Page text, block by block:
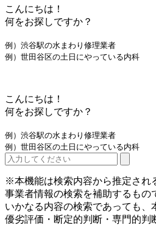
こんにちは！
何をお探しですか？
例）渋谷駅の水まわり修理業者
例）世田谷区の土日にやっている内科
こんにちは！
何をお探しですか？
例）渋谷駅の水まわり修理業者
例）世田谷区の土日にやっている内科
※本機能は検索内容から推定され
事業者情報の検索を補助するもの
いかなる内容の検索であっても、
優劣評価・断定的判断・専門的判